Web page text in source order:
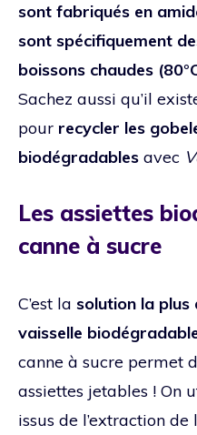
sont fabriqués en
sont spécifiquement
boissons chaudes
Sachez aussi qu’il
pour recycler les
biodégradables avec
Les assiettes
canne à sucre
C’est la solution la plus
vaisselle
canne à sucre permet
assiettes jetables ! On
issus de l’extraction